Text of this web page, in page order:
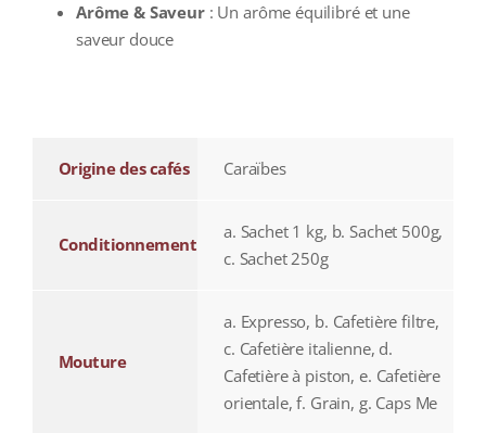
Arôme & Saveur: Un arôme équilibré et une
saveur douce
Origine des cafés Caraïbes
Conditionnement
a. Sachet 1 kg, b. Sachet 500g,
c. Sachet 250g
Mouture
a. Expresso, b. Cafetière filtre,
c. Cafetière italienne, d.
Cafetière à piston, e. Cafetière
orientale, f. Grain, g. Caps Me